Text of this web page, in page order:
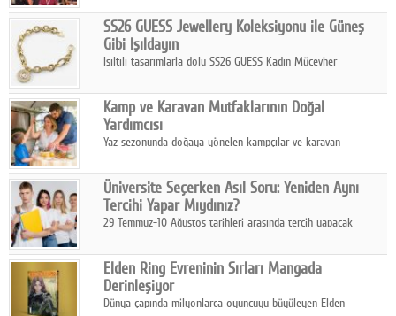
SS26 GUESS Jewellery Koleksiyonu ile Güneş
Gibi Işıldayın
Işıltılı tasarımlarla dolu SS26 GUESS Kadın Mücevher
dokunuşunu taşıyor.
Kamp ve Karavan Mutfaklarının Doğal
Yardımcısı
Yaz sezonunda doğaya yönelen kampçılar ve karavan
temizlik sağlayan, çevreye duyarlı bitkisel içerikli ürünleri tercih
ediyor.
Üniversite Seçerken Asıl Soru: Yeniden Aynı
Tercihi Yapar Mıydınız?
29 Temmuz-10 Ağustos tarihleri arasında tercih yapacak
Elden Ring Evreninin Sırları Mangada
Derinleşiyor
Dünya çapında milyonlarca oyuncuyu büyüleyen Elden